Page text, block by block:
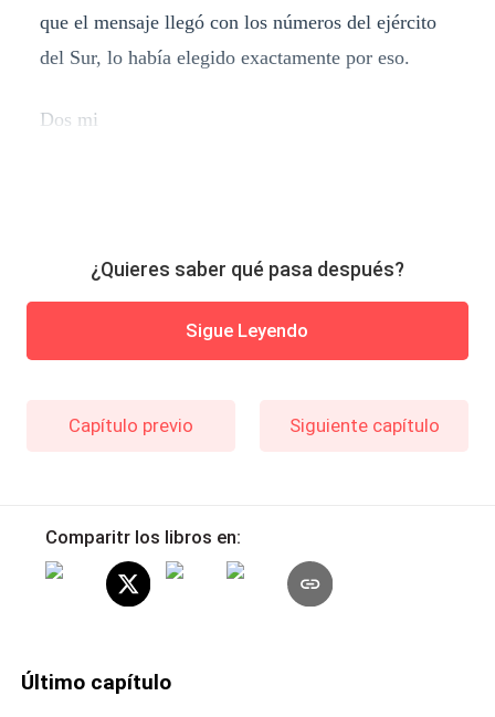
que el mensaje llegó con los números del ejército
del Sur, lo había elegido exactamente por eso.
Dos mi
¿Quieres saber qué pasa después?
Sigue Leyendo
Capítulo previo Siguiente capítulo
Comparitr los libros en:
Último capítulo